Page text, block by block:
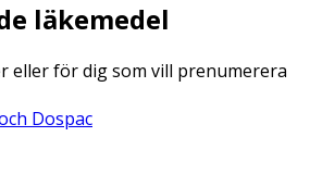
läkemedel
eller för dig som vill prenumerera
Dospac